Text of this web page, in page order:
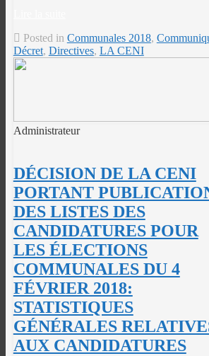
Posted in Communales 2018,
Décret, Directives, LA CENI
Administrateur
DÉCISION DE LA CENI
PORTANT
DES LISTES DES
CANDIDATURES POUR
LES ÉLECTIONS
COMMUNALES DU 4
FÉVRIER 2018:
STATISTIQUES
GÉNÉRALES
AUX CANDIDATURES